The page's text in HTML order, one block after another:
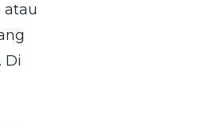
atau
Di